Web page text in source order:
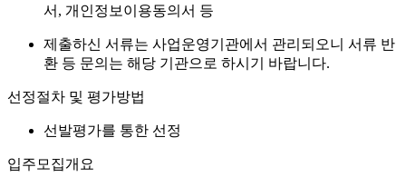
서, 개인정보이용동의서 등
제출하신 서류는 사업운영기관에서 관리되오니 서류 반
환 등 문의는 해당 기관으로 하시기 바랍니다.
선정절차 및 평가방법
선발평가를 통한 선정
입주모집개요